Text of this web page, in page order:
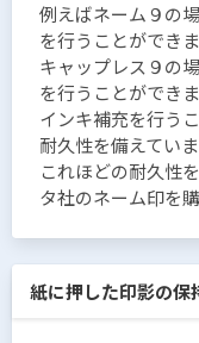
例えばネーム９の
を行うことができま
キャップレス９の
を行うことができま
インキ補充を行う
耐久性を備えていま
これほどの耐久性
タ社のネーム印を
紙に押した印影の保